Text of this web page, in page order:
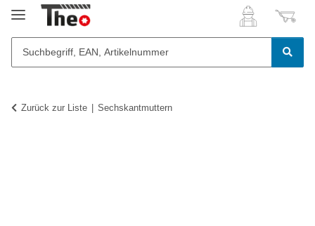
Zurück zur Liste Sechskantmuttern